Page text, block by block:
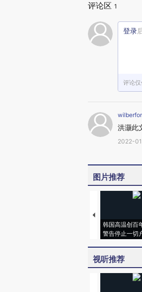
评论区 1
登录
评论
洪灏此
2022-
图片推荐
韩国高温创百
警告停止一切
视听推荐